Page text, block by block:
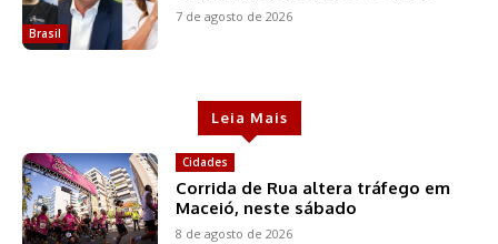
Brasil
7 de agosto de 2026
Leia Mais
Cidades
Corrida de Rua altera tráfego em
Maceió, neste sábado
8 de agosto de 2026